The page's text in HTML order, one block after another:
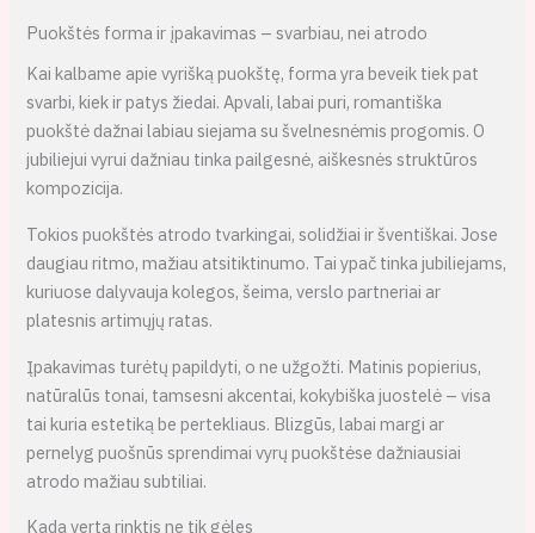
Puokštės forma ir įpakavimas – svarbiau, nei atrodo
Kai kalbame apie vyrišką puokštę, forma yra beveik tiek pat
svarbi, kiek ir patys žiedai. Apvali, labai puri, romantiška
puokštė dažnai labiau siejama su švelnesnėmis progomis. O
jubiliejui vyrui dažniau tinka pailgesnė, aiškesnės struktūros
kompozicija.
Tokios puokštės atrodo tvarkingai, solidžiai ir šventiškai. Jose
daugiau ritmo, mažiau atsitiktinumo. Tai ypač tinka jubiliejams,
kuriuose dalyvauja kolegos, šeima, verslo partneriai ar
platesnis artimųjų ratas.
Įpakavimas turėtų papildyti, o ne užgožti. Matinis popierius,
natūralūs tonai, tamsesni akcentai, kokybiška juostelė – visa
tai kuria estetiką be pertekliaus. Blizgūs, labai margi ar
pernelyg puošnūs sprendimai vyrų puokštėse dažniausiai
atrodo mažiau subtiliai.
Kada verta rinktis ne tik gėles